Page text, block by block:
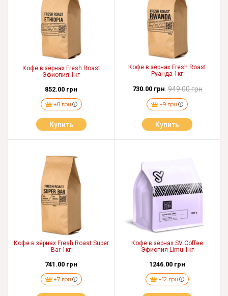
Кофе в зёрнах Fresh Roast
Эфиопия 1кг
852.00 грн
+8 грн
Купить
Кофе в зёрнах Fresh Roast
Руанда 1кг
730.00 грн 949.00 грн
+9 грн
Купить
Кофе в зёрнах Fresh Roast Super
Bar 1кг
741.00 грн
+7 грн
Кофе в зёрнах SV Coffee
Эфиопия Limu 1кг
1246.00 грн
+12 грн